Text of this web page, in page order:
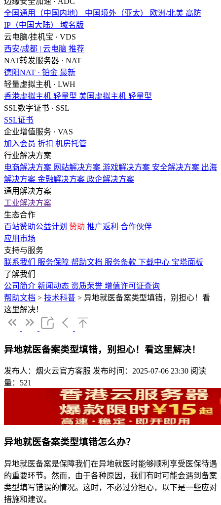
全国通用（中国内地）
中国境外（亚太） 欧洲/北美 高防
IP（中国大陆）
域名版
云电脑/挂机宝 · VDS
西安/成都 | 云电脑 推荐
NAT转发服务器 · NAT
德阳NAT · 铂金 最新
轻量虚拟主机 · LWH
香港虚拟主机 轻量型 美国虚拟主机 轻量型
SSL数字证书 · SSL
SSL证书
企业增值服务 · VAS
加入会员 折扣 机房托管
行业解决方案
电商解决方案 网站解决方案 游戏解决方案 安全解决方案 出海
解决方案 金融解决方案 政企解决方案
通用解决方案
工业解决方案
生态合作
百站赞助公益计划 赞助 推广返利 合作伙伴
应用市场
支持与服务
联系我们
服务保障 帮助文档 服务条款 下载中心 宝塔面板
了解我们
公司简介 新闻动态 资质荣誉 增值许可证查询
帮助文档 > 技术科普 > 异地就医备案类型填错，别担心！看
这里解决！
异地就医备案类型填错，别担心！看这里解决！
发布人：烟火云官方客服 发布时间：2025-07-06 23:30 阅读
量：521
异地就医备案类型填错怎么办？
异地就医备案是保障我们在异地就医时能够顺利享受医保待遇
的重要环节。然而，由于各种原因，我们有时可能会遇到备案
类型填写错误的情况。这时，不必过分担心，以下是一些应对
措施和建议。